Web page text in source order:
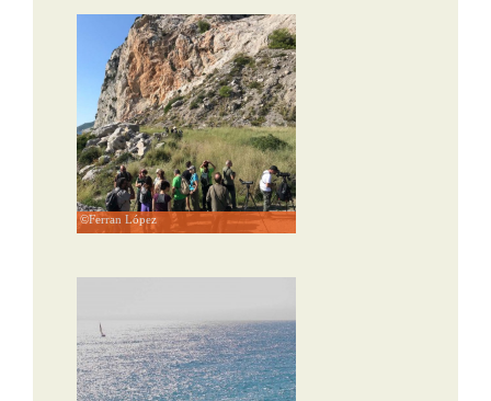
©Ferran López